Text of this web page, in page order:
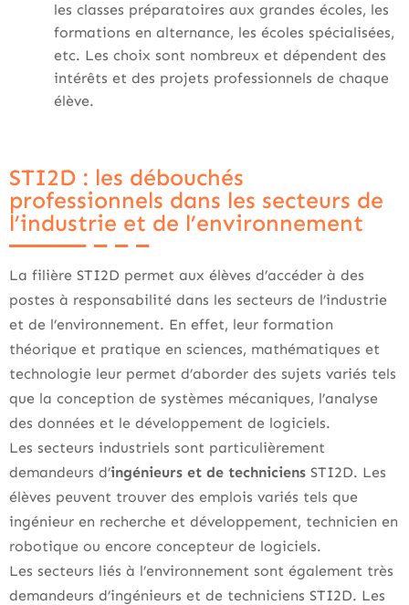
les classes préparatoires aux grandes écoles, les
formations en alternance, les écoles spécialisées,
etc. Les choix sont nombreux et dépendent des
intérêts et des projets professionnels de chaque
élève.
STI2D : les débouchés
professionnels dans les secteurs de
l’industrie et de l’environnement
La filière STI2D permet aux élèves d’accéder à des
postes à responsabilité dans les secteurs de l’industrie
et de l’environnement. En effet, leur formation
théorique et pratique en sciences, mathématiques et
technologie leur permet d’aborder des sujets variés tels
que la conception de systèmes mécaniques, l’analyse
des données et le développement de logiciels.
Les secteurs industriels sont particulièrement
demandeurs d’ingénieurs et de techniciens STI2D. Les
élèves peuvent trouver des emplois variés tels que
ingénieur en recherche et développement, technicien en
robotique ou encore concepteur de logiciels.
Les secteurs liés à l’environnement sont également très
demandeurs d’ingénieurs et de techniciens STI2D. Les